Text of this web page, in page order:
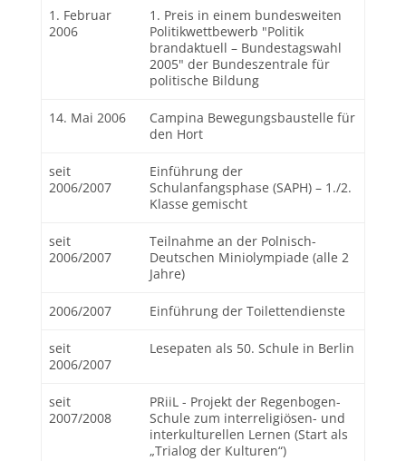
1. Februar
2006
1. Preis in einem bundesweiten
Politikwettbewerb "Politik
brandaktuell – Bundestagswahl
2005" der Bundeszentrale für
politische Bildung
14. Mai 2006
Campina Bewegungsbaustelle für
den Hort
seit
2006/2007
Einführung der
Schulanfangsphase (SAPH) – 1./2.
Klasse gemischt
seit
2006/2007
Teilnahme an der Polnisch-
Deutschen Miniolympiade (alle 2
Jahre)
2006/2007 Einführung der Toilettendienste
seit
2006/2007
Lesepaten als 50. Schule in Berlin
seit
2007/2008
PRiiL - Projekt der Regenbogen-
Schule zum interreligiösen- und
interkulturellen Lernen (Start als
„Trialog der Kulturen“)